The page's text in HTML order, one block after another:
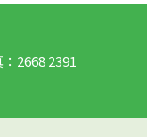
2668 2391